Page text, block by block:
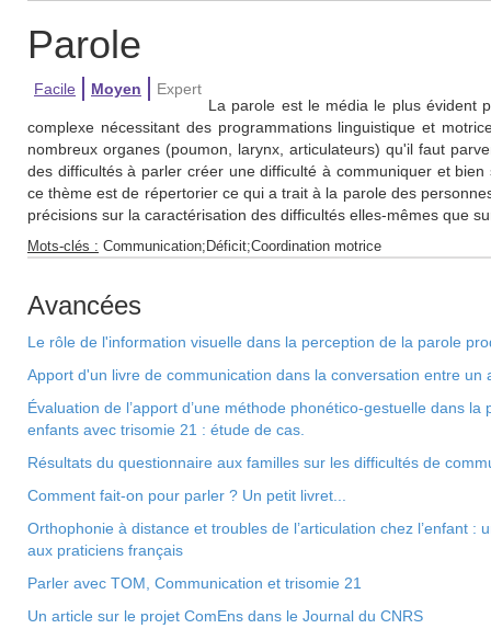
Parole
Facile Moyen
Expert
La parole est le média le plus évident
complexe nécessitant des programmations linguistique et
nombreux organes (poumon, larynx, articulateurs) qu'il faut
des difficultés à parler créer une difficulté à communiquer et
ce thème est de répertorier ce qui a trait à la parole des
précisions sur la caractérisation des difficultés elles-mêmes que
Mots-clés : Communication;Déficit;Coordination motrice
Avancées
Le rôle de l'information visuelle dans la perception de la parole
Apport d'un livre de communication dans la conversation entre
Évaluation de l’apport d’une méthode phonético-gestuelle dans
enfants avec trisomie 21 : étude de cas.
Résultats du questionnaire aux familles sur les difficultés de
Comment fait-on pour parler ? Un petit livret...
Orthophonie à distance et troubles de l’articulation chez l’enfant :
aux praticiens français
Parler avec TOM, Communication et trisomie 21
Un article sur le projet ComEns dans le Journal du CNRS